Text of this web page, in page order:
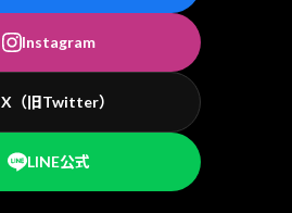
Instagram
X（旧Twitter）
LINE公式